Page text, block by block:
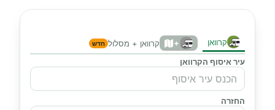
קרוואן + קרוואן + מסלול חדש
עיר איסוף הקרוואן
החזרה